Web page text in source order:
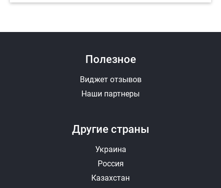
Другие страны
Украина
Россия
Казахстан
Полезное
Виджет отзывов
Наши партнеры